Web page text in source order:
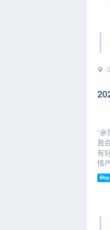
“
我
有
情
Blog